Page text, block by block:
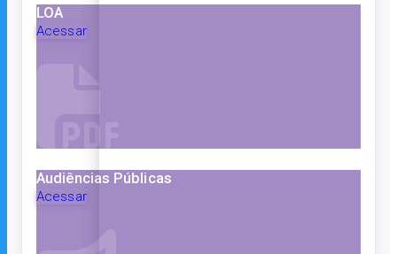
LOA
Acessar
Audiências Públicas
Acessar